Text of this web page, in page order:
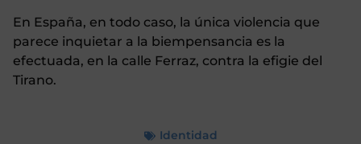
En España, en todo caso, la única violencia que
parece inquietar a la biempensancia es la
efectuada, en la calle Ferraz, contra la efigie del
Tirano.
Identidad